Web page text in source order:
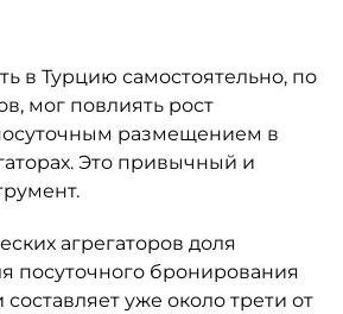
в Турцию самостоятельно, по
мог повлиять рост
размещением в
Это привычный и
агрегаторов доля
посуточного бронирования
уже около трети от